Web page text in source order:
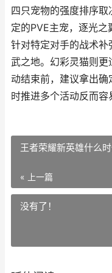
四只宠物的强度排序
定的PVE主宠，逐光
针对特定对手的战术补
武之地。幻彩灵猫则
动结束前，建议拿出确
时推进多个活动反而容
王者荣耀新英雄什么
« 上一篇
没有了！